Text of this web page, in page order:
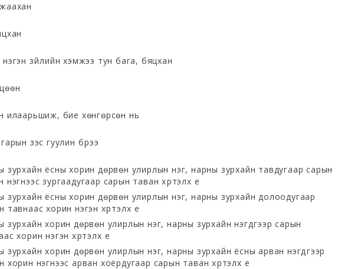
зүйлийн хэмжээ тун бага, бяцхан
илаарьшиж, бие хөнгөрсөн нь
зэс гуулин бүрээ
зурхайн ёсны хорин дөрвөн улирлын нэг, нарны зурхайн тавдугаар сарын
нэгнээс зургаадугаар сарын таван хүртэлх үе
зурхайн ёсны хорин дөрвөн улирлын нэг, нарны зурхайн долоодугаар
тавнаас хорин нэгэн хүртэлх үе
зурхайн хорин дөрвөн улирлын нэг, нарны зурхайн нэгдүгээр сарын
хорин нэгэн хүртэлх үе
зурхайн хорин дөрвөн улирлын нэг, нарны зурхайн ёсны арван нэгдүгээр
хорин нэгнээс арван хоёрдугаар сарын таван хүртэлх үе